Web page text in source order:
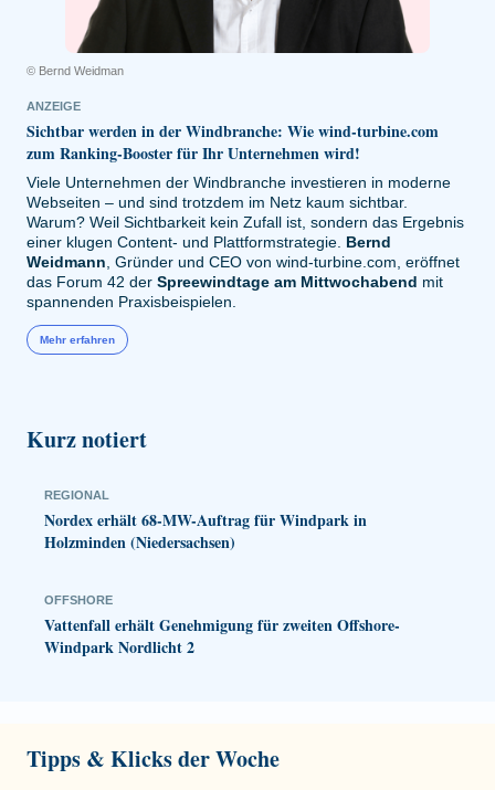
© Bernd Weidman
ANZEIGE
Sichtbar werden in der Windbranche: Wie wind-turbine.com
zum Ranking-Booster für Ihr Unternehmen wird!
Viele Unternehmen der Windbranche investieren in moderne
Webseiten – und sind trotzdem im Netz kaum sichtbar.
Warum? Weil Sichtbarkeit kein Zufall ist, sondern das Ergebnis
einer klugen Content- und Plattformstrategie. Bernd
Weidmann , Gründer und CEO von wind-turbine.com, eröffnet
das Forum 42 der Spreewindtage am Mittwochabend mit
spannenden Praxisbeispielen.
Mehr erfahren
Kurz notiert
REGIONAL
Nordex erhält 68-MW-Auftrag für Windpark in
Holzminden (Niedersachsen)
OFFSHORE
Vattenfall erhält Genehmigung für zweiten Offshore-
Windpark Nordlicht 2
Tipps & Klicks der Woche